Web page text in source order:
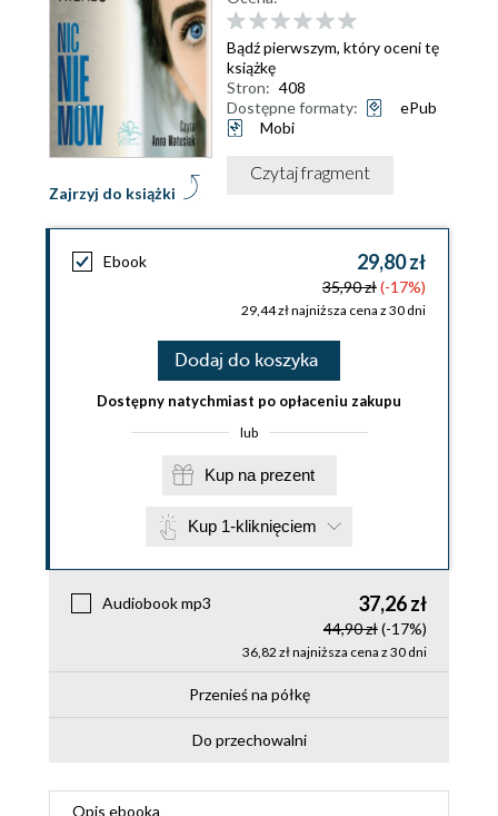
Zajrzyj do książki
Bądź pierwszym, który oceni tę
książkę
Stron: 408
Dostępne formaty:
ePub
Mobi
Czytaj fragment
Ebook 29,80 zł
35,90 zł(-17%)
29,44 zł najniższa cena z 30 dni
Dodaj do koszyka
Dostępny natychmiast po opłaceniu zakupu
lub
Kup na prezent
Kup 1-kliknięciem
Audiobook mp3 37,26 zł
44,90 zł(-17%)
36,82 zł najniższa cena z 30 dni
Przenieś na półkę
Do przechowalni
Opis ebooka